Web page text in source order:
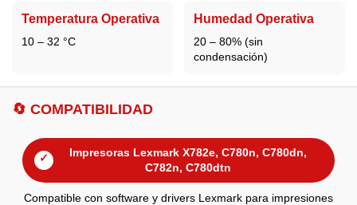
Temperatura Operativa
10 – 32 °C
Humedad Operativa
20 – 80% (sin
condensación)
🔄 COMPATIBILIDAD
✓
Impresoras Lexmark X782e, C780n, C780dn,
C782n, C780dtn
Compatible con software y drivers Lexmark para impresiones